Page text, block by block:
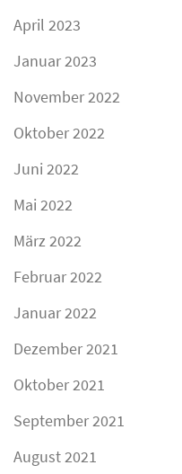
April 2023
Januar 2023
November 2022
Oktober 2022
Juni 2022
Mai 2022
März 2022
Februar 2022
Januar 2022
Dezember 2021
Oktober 2021
September 2021
August 2021